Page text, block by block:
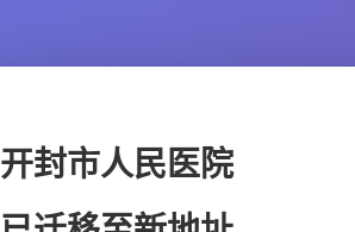
开封市人民医院